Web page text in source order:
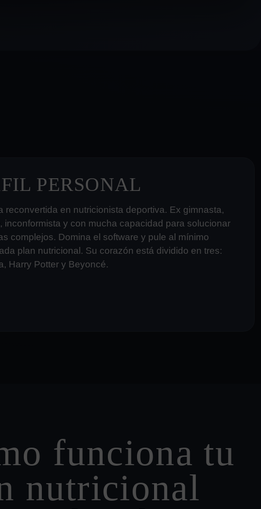
PERSONAL
reconvertida en nutricionista deportiva. Ex gimnasta,
inconformista y con mucha capacidad para solucionar
complejos. Domina el software y pule al mínimo
plan nutricional. Su corazón está dividido en tres:
Harry Potter y Beyoncé.
funciona tu
nutricional